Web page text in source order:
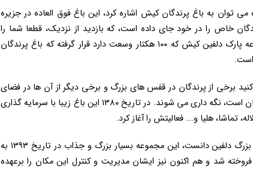
توان به باغ پرندگان کیش اشاره کرد، این باغ فوق العاده در جزیره
از انواع پرندگان خاص را در خود جای داده است، که بازدید از نزدیک، قطعا شما را
شگفت زده خواهد کرد. باغ پرندگان در اصل در مجموعه پارک دلفین کیش که ۱۰۰ هکتار وسعت دارد قرار گرفته که باغ پرندگان
برخی از پرندگان در قفس های بزرگ و برخی دیگر از آن ها در فضای
باز محیط که شبیه سازی شده به زیستگاه واقعی پرندگان است، نگه داری می شوند. در تاریخ ۱۳۸۰ این باغ زیبا با سرمایه گذاری
تماشا، هلیا و…. فعالیتش را آغاز کرد.
باغ پرندگان کیش را می توان زیر مجموعه ای از پارک بزرگ دلفین دانست، این مجموعه بسیار بزرگ و جذاب در تاریخ ۱۳۹۳ به
شد و هم اکنون نیز ایشان مدیریت و کنترل این مکان را برعهده